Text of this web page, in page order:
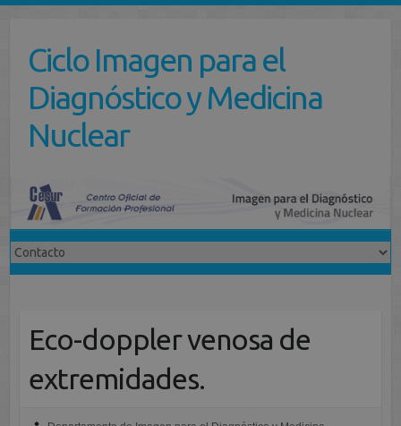
contenidoCiclo Imagen para el
Diagnóstico y Medicina
Nuclear
Eco-doppler venosa de
extremidades.